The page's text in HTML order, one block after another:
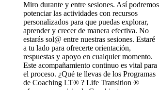
Miro durante y entre sesiones. Así podremos
potenciar las actividades con recursos
personalizados para que puedas explorar,
aprender y crecer de manera efectiva. No
estarás sol@ entre nuestras sesiones. Estaré
a tu lado para ofrecerte orientación,
respuestas y apoyo en cualquier momento.
Este acompañamiento continuo es vital para
el proceso. ¿Qué te llevas de los Programas
de Coaching LT® ? Life Transition ®